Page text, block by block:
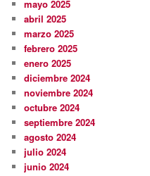
mayo 2025
abril 2025
marzo 2025
febrero 2025
enero 2025
diciembre 2024
noviembre 2024
octubre 2024
septiembre 2024
agosto 2024
julio 2024
junio 2024